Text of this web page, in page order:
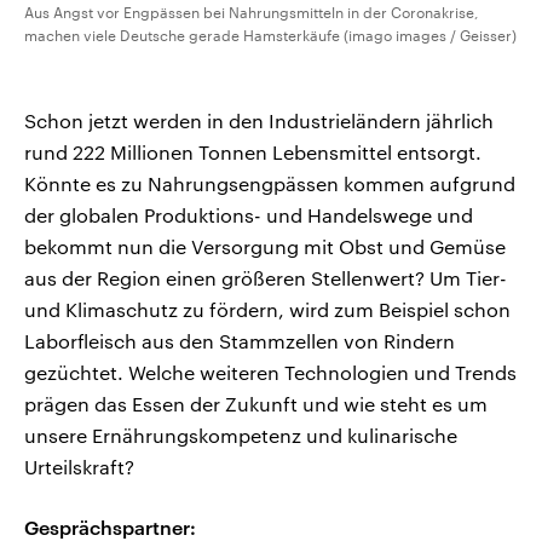
Aus Angst vor Engpässen bei Nahrungsmitteln in der Coronakrise,
machen viele Deutsche gerade Hamsterkäufe (imago images / Geisser)
Schon jetzt werden in den Industrieländern jährlich
rund 222 Millionen Tonnen Lebensmittel entsorgt.
Könnte es zu Nahrungsengpässen kommen aufgrund
der globalen Produktions- und Handelswege und
bekommt nun die Versorgung mit Obst und Gemüse
aus der Region einen größeren Stellenwert? Um Tier-
und Klimaschutz zu fördern, wird zum Beispiel schon
Laborfleisch aus den Stammzellen von Rindern
gezüchtet. Welche weiteren Technologien und Trends
prägen das Essen der Zukunft und wie steht es um
unsere Ernährungskompetenz und kulinarische
Urteilskraft?
Gesprächspartner: